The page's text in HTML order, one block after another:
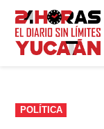
Saltar
contenido
PUBLICADO
EN
POLÍTICA